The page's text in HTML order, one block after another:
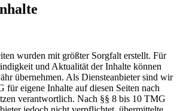
wurden mit größter Sorgfalt erstellt. Für
und Aktualität der Inhalte können
übernehmen. Als Diensteanbieter sind wir
für eigene Inhalte auf diesen Seiten nach
verantwortlich. Nach §§ 8 bis 10 TMG